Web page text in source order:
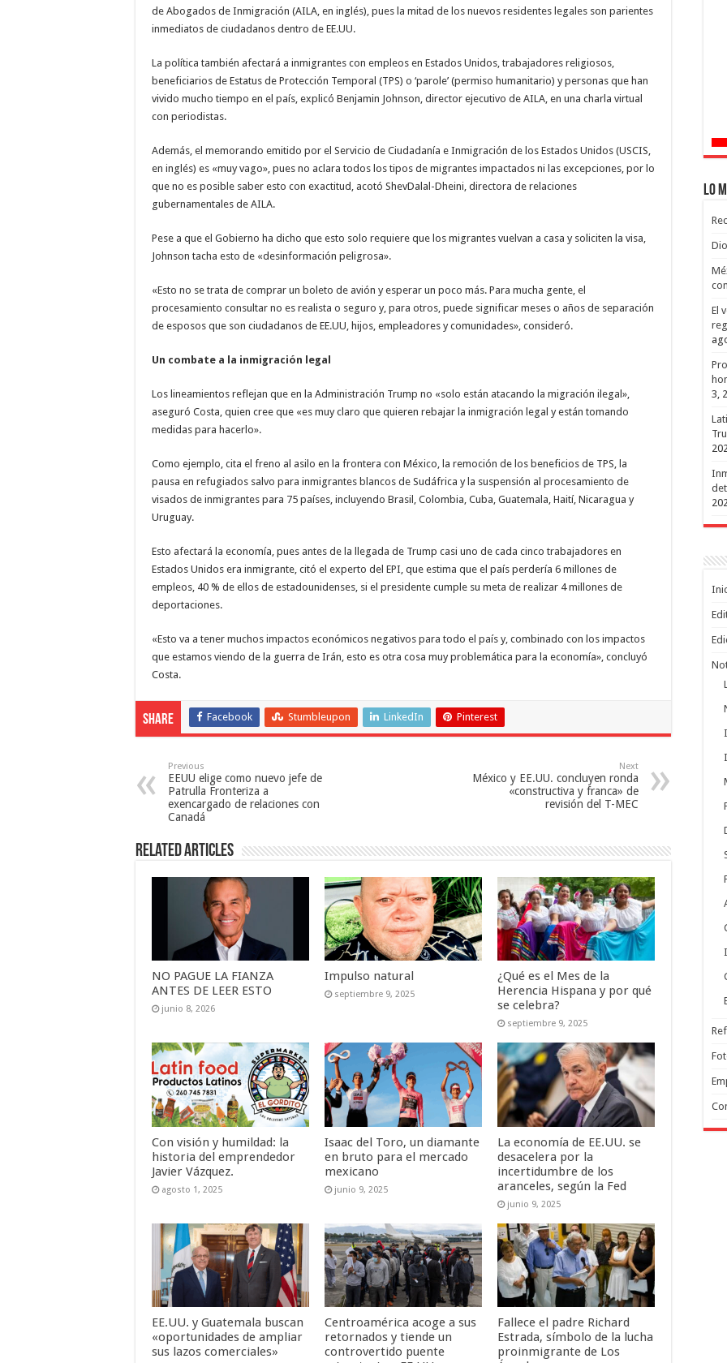
de Abogados de Inmigración (AILA, en inglés), pues la mitad de los nuevos residentes legales son parientes
inmediatos de ciudadanos dentro de EE.UU.
La política también afectará a inmigrantes con empleos en Estados Unidos, trabajadores religiosos,
beneficiarios de Estatus de Protección Temporal (TPS) o ‘parole’ (permiso humanitario) y personas que han
vivido mucho tiempo en el país, explicó Benjamin Johnson, director ejecutivo de AILA, en una charla virtual
con periodistas.
Además, el memorando emitido por el Servicio de Ciudadanía e Inmigración de los Estados Unidos (USCIS,
en inglés) es «muy vago», pues no aclara todos los tipos de migrantes impactados ni las excepciones, por lo
que no es posible saber esto con exactitud, acotó ShevDalal-Dheini, directora de relaciones
gubernamentales de AILA.
Pese a que el Gobierno ha dicho que esto solo requiere que los migrantes vuelvan a casa y soliciten la visa,
Johnson tacha esto de «desinformación peligrosa».
«Esto no se trata de comprar un boleto de avión y esperar un poco más. Para mucha gente, el
procesamiento consultar no es realista o seguro y, para otros, puede significar meses o años de separación
de esposos que son ciudadanos de EE.UU, hijos, empleadores y comunidades», consideró.
Un combate a la inmigración legal
Los lineamientos reflejan que en la Administración Trump no «solo están atacando la migración ilegal»,
aseguró Costa, quien cree que «es muy claro que quieren rebajar la inmigración legal y están tomando
medidas para hacerlo».
Como ejemplo, cita el freno al asilo en la frontera con México, la remoción de los beneficios de TPS, la
pausa en refugiados salvo para inmigrantes blancos de Sudáfrica y la suspensión al procesamiento de
visados de inmigrantes para 75 países, incluyendo Brasil, Colombia, Cuba, Guatemala, Haití, Nicaragua y
Uruguay.
Esto afectará la economía, pues antes de la llegada de Trump casi uno de cada cinco trabajadores en
Estados Unidos era inmigrante, citó el experto del EPI, que estima que el país perdería 6 millones de
empleos, 40 % de ellos de estadounidenses, si el presidente cumple su meta de realizar 4 millones de
deportaciones.
«Esto va a tener muchos impactos económicos negativos para todo el país y, combinado con los impactos
que estamos viendo de la guerra de Irán, esto es otra cosa muy problemática para la economía», concluyó
Costa.
Share Facebook Stumbleupon LinkedIn Pinterest
Previous
EEUU elige como nuevo jefe de
Patrulla Fronteriza a
exencargado de relaciones con
Canadá
Next
México y EE.UU. concluyen ronda
«constructiva y franca» de
revisión del T-MEC
Related Articles
NO PAGUE LA FIANZA
ANTES DE LEER ESTO
junio 8, 2026
Impulso natural
septiembre 9, 2025
¿Qué es el Mes de la
Herencia Hispana y por qué
se celebra?
septiembre 9, 2025
Con visión y humildad: la
historia del emprendedor
Javier Vázquez.
agosto 1, 2025
Isaac del Toro, un diamante
en bruto para el mercado
mexicano
junio 9, 2025
La economía de EE.UU. se
desacelera por la
incertidumbre de los
aranceles, según la Fed
junio 9, 2025
EE.UU. y Guatemala buscan
«oportunidades de ampliar
sus lazos comerciales»
Centroamérica acoge a sus
retornados y tiende un
controvertido puente
Fallece el padre Richard
Estrada, símbolo de la lucha
proinmigrante de Los
Lo
El
3,